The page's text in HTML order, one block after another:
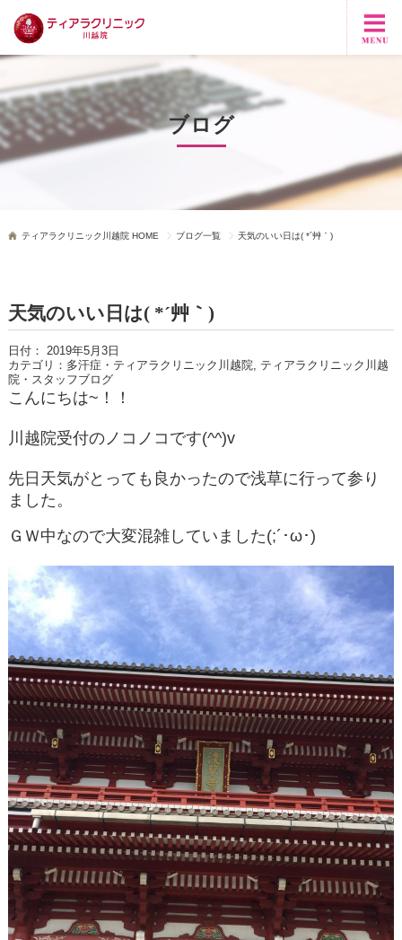
ブログ
ティアラクリニック川越院 HOME ブログ一覧 天気のいい日は( *´艸｀)
天気のいい日は( *´艸｀)
日付： 2019年5月3日
カテゴリ： 多汗症・ティアラクリニック川越院, ティアラクリニック川越
院・スタッフブログ
こんにちは~！！
川越院受付のノコノコです(^^)v
先日天気がとっても良かったので浅草に行って参り
ました。
ＧＷ中なので大変混雑していました(;´･ω･)